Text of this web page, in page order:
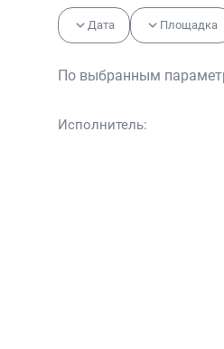
Дата Площадка
По выбранным
Исполнитель: